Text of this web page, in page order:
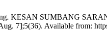
KESAN SUMBANG
7];5(36). Available from: